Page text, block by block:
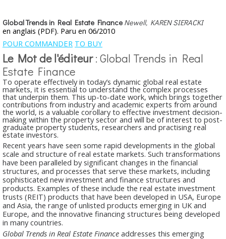
Global Trends in Real Estate Finance Newell, KAREN SIERACKI
en anglais (PDF). Paru en 06/2010
POUR COMMANDER TO BUY
Le Mot de l'éditeur: Global Trends in Real
Estate Finance
To operate effectively in today’s dynamic global real estate
markets, it is essential to understand the complex processes
that underpin them. This up-to-date work, which brings together
contributions from industry and academic experts from around
the world, is a valuable corollary to effective investment decision-
making within the property sector and will be of interest to post-
graduate property students, researchers and practising real
estate investors.
Recent years have seen some rapid developments in the global
scale and structure of real estate markets. Such transformations
have been paralleled by significant changes in the financial
structures, and processes that serve these markets, including
sophisticated new investment and finance structures and
products. Examples of these include the real estate investment
trusts (REIT) products that have been developed in USA, Europe
and Asia, the range of unlisted products emerging in UK and
Europe, and the innovative financing structures being developed
in many countries.
Global Trends in Real Estate Finance addresses this emerging